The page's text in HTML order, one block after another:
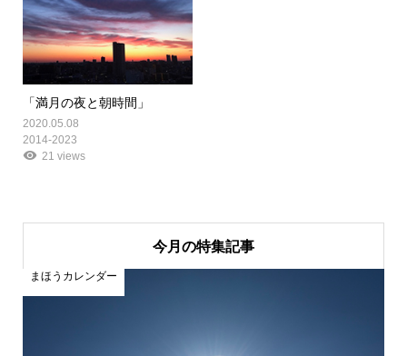
「満月の夜と朝時間」
2020.05.08
2014-2023
21 views
今月の特集記事
まほうカレンダー